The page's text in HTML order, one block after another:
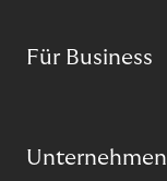
Für Business
Unternehmen